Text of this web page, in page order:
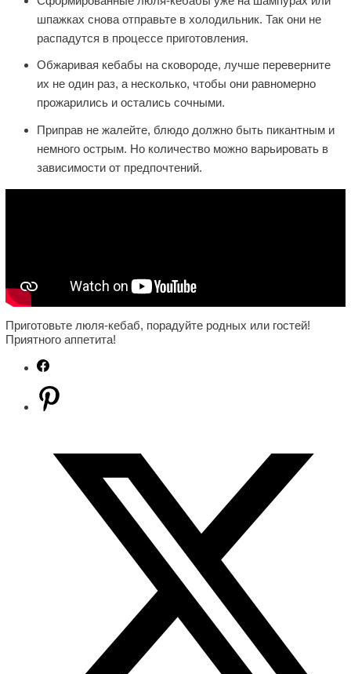
шпажках снова отправьте в холодильник. Так они не
распадутся в процессе приготовления.
Обжаривая кебабы на сковороде, лучше переверните
их не один раз, а несколько, чтобы они равномерно
прожарились и остались сочными.
Приправ не жалейте, блюдо должно быть пикантным и
немного острым. Но количество можно варьировать в
зависимости от предпочтений.
Приготовьте люля-кебаб, порадуйте родных или гостей!
Приятного аппетита!